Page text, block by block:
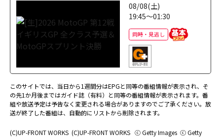
08/08(土)
19:45～01:30
同時・見逃し
このサイトでは、当日から1週間分はEPGと同等の番組情報が表示され、そ
の先1か月後まではガイド誌（有料）と同等の番組情報が表示されます。番
組や放送予定は予告なく変更される場合がありますのでご了承ください。放
送が終了した番組は、自動的にリストから削除されます。
(C)UP-FRONT WORKS (C)UP-FRONT WORKS ⓒ Getty Images ⓒ Getty